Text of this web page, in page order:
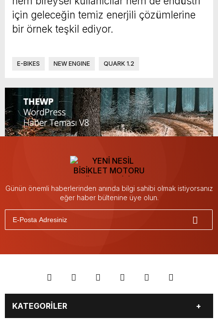
için geleceğin temiz enerjili çözümlerine
bir örnek teşkil ediyor.
E-BIKES NEW ENGINE QUARK 1.2
Günün önemli haberlerinden anında bilgi sahibi olmak istiyorsanız
eğer haber bültenine üye olun.
KATEGORİLER